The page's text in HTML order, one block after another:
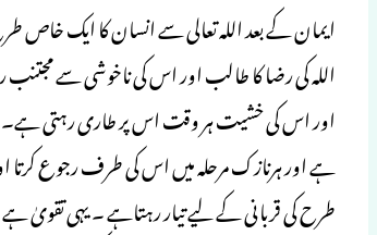
ایمان کے بعد اللہ تعالی سے انسان کا ایک خاص
اللہ کی رضا کا طالب اور اس کی ناخوشی سے
اور اس کی خشیت ہر وقت اس پر طاری رہتی ہے۔ وہ
ہے اور ہرنازک مرحلہ میں اس کی طرف رجوع
طرح کی قربانی کے لیے تیار رہتاہے ۔ یہی